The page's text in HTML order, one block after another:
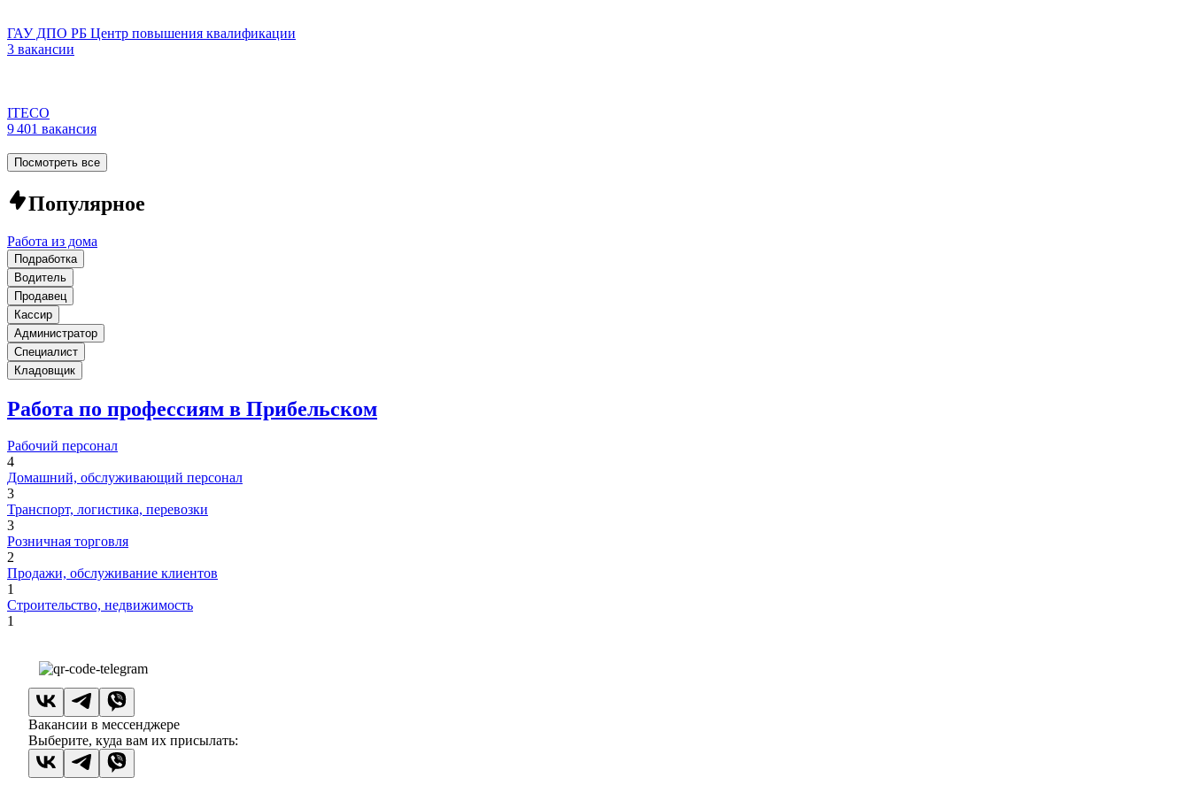
ГАУ ДПО РБ Центр повышения квалификации
3 вакансии
ITECO
9 401 вакансия
Посмотреть все
Популярное
Работа из дома
Подработка
Водитель
Продавец
Кассир
Администратор
Специалист
Кладовщик
Работа по профессиям в Прибельском
Рабочий персонал
4
Домашний, обслуживающий персонал
3
Транспорт, логистика, перевозки
3
Розничная торговля
2
Продажи, обслуживание клиентов
1
Строительство, недвижимость
1
Вакансии в мессенджере
Выберите, куда вам их присылать: